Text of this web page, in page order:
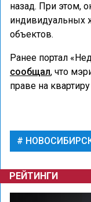
назад. При этом,
индивидуальных
объектов.
Ранее портал
сообщал, что
праве на
РЕЙТИНГИ